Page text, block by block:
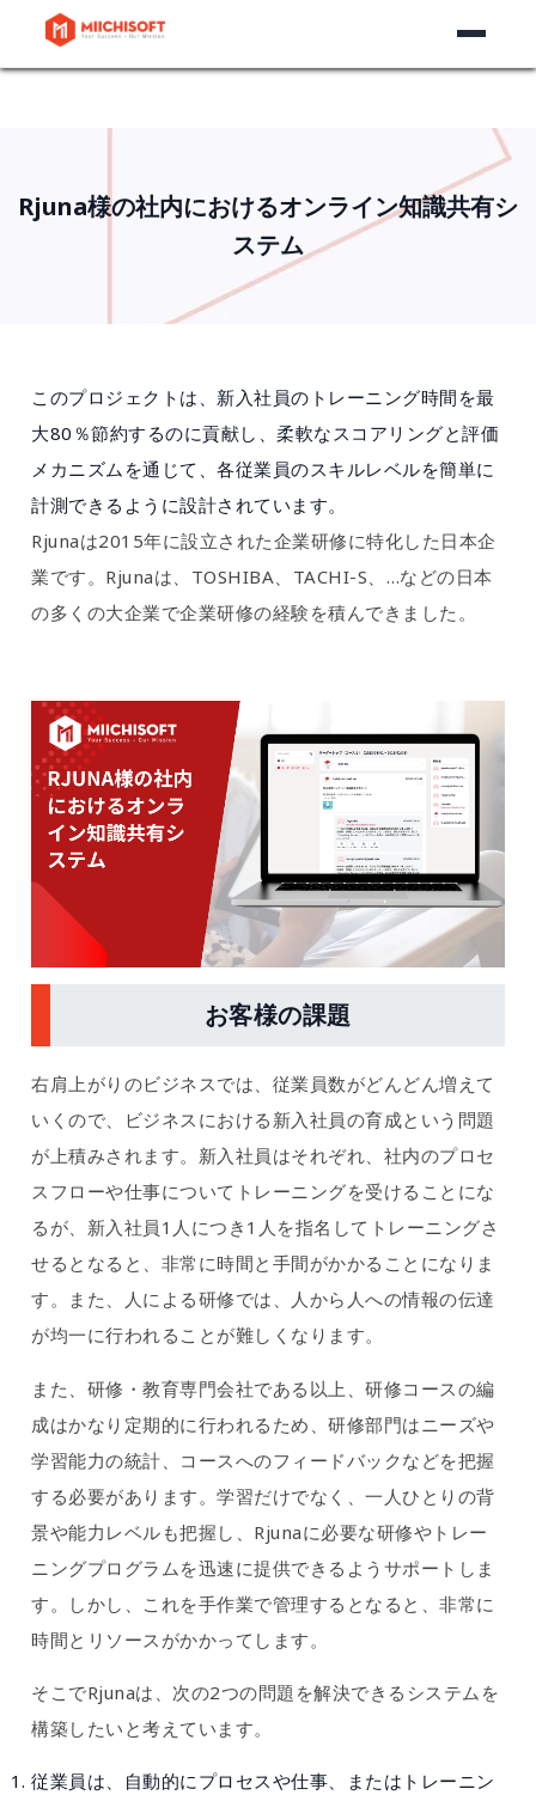
Rjuna様の社内におけるオンライン知識共有シ
ステム
このプロジェクトは、新入社員のトレーニング時間を最
大80％節約するのに貢献し、柔軟なスコアリングと評価
メカニズムを通じて、各従業員のスキルレベルを簡単に
計測できるように設計されています。
Rjunaは2015年に設立された企業研修に特化した日本企
業です。Rjunaは、TOSHIBA、TACHI-S、…などの日本
の多くの大企業で企業研修の経験を積んできました。
お客様の課題
右肩上がりのビジネスでは、従業員数がどんどん増えて
いくので、ビジネスにおける新入社員の育成という問題
が上積みされます。新入社員はそれぞれ、社内のプロセ
スフローや仕事についてトレーニングを受けることにな
るが、新入社員1人につき1人を指名してトレーニングさ
せるとなると、非常に時間と手間がかかることになりま
す。また、人による研修では、人から人への情報の伝達
が均一に行われることが難しくなります。
また、研修・教育専門会社である以上、研修コースの編
成はかなり定期的に行われるため、研修部門はニーズや
学習能力の統計、コースへのフィードバックなどを把握
する必要があります。学習だけでなく、一人ひとりの背
景や能力レベルも把握し、Rjunaに必要な研修やトレー
ニングプログラムを迅速に提供できるようサポートしま
す。しかし、これを手作業で管理するとなると、非常に
時間とリソースがかかってします。
そこでRjunaは、次の2つの問題を解決できるシステムを
構築したいと考えています。
従業員は、自動的にプロセスや仕事、またはトレーニン